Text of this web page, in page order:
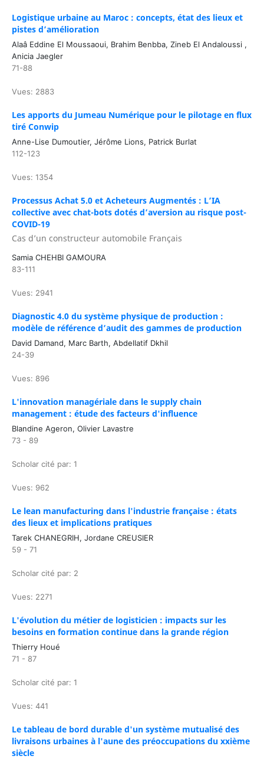
Logistique urbaine au Maroc : concepts, état des lieux et
pistes d’amélioration
Alaâ Eddine El Moussaoui, Brahim Benbba, Zineb El Andaloussi ,
Anicia Jaegler
71-88
Vues: 2883
Les apports du Jumeau Numérique pour le pilotage en flux
tiré Conwip
Anne-Lise Dumoutier, Jérôme Lions, Patrick Burlat
112-123
Vues: 1354
Processus Achat 5.0 et Acheteurs Augmentés : L’IA
collective avec chat-bots dotés d’aversion au risque post-
COVID-19
Cas d’un constructeur automobile Français
Samia CHEHBI GAMOURA
83-111
Vues: 2941
Diagnostic 4.0 du système physique de production :
modèle de référence d’audit des gammes de production
David Damand, Marc Barth, Abdellatif Dkhil
24-39
Vues: 896
L'innovation managériale dans le supply chain
management : étude des facteurs d'influence
Blandine Ageron, Olivier Lavastre
73 - 89
Scholar cité par: 1
Vues: 962
Le lean manufacturing dans l'industrie française : états
des lieux et implications pratiques
Tarek CHANEGRIH, Jordane CREUSIER
59 - 71
Scholar cité par: 2
Vues: 2271
L'évolution du métier de logisticien : impacts sur les
besoins en formation continue dans la grande région
Thierry Houé
71 - 87
Scholar cité par: 1
Vues: 441
Le tableau de bord durable d'un système mutualisé des
livraisons urbaines à l'aune des préoccupations du xxième
siècle